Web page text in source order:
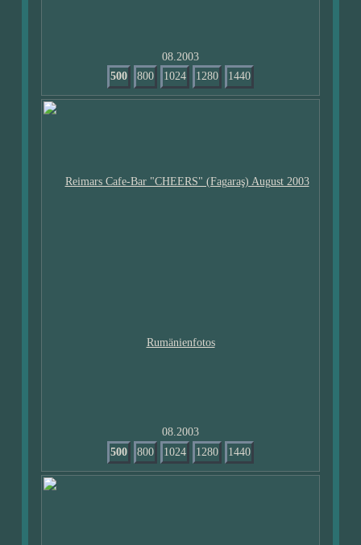
08.2003
500
800 1024 1280 1440
08.2003
500
800 1024 1280 1440